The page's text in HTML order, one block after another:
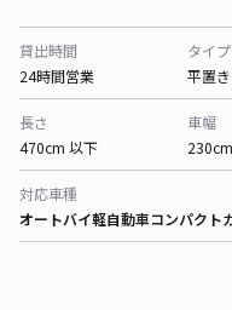
貸出時間
24時間営業
タイプ
平置き
長さ
470cm 以下
車幅
対応車種
オートバイ軽自動車コンパクト